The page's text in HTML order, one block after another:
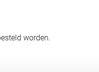
worden.